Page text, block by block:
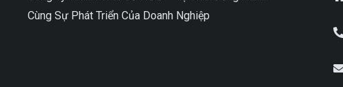
Cùng Sự Phát Triển Của Doanh Nghiệp